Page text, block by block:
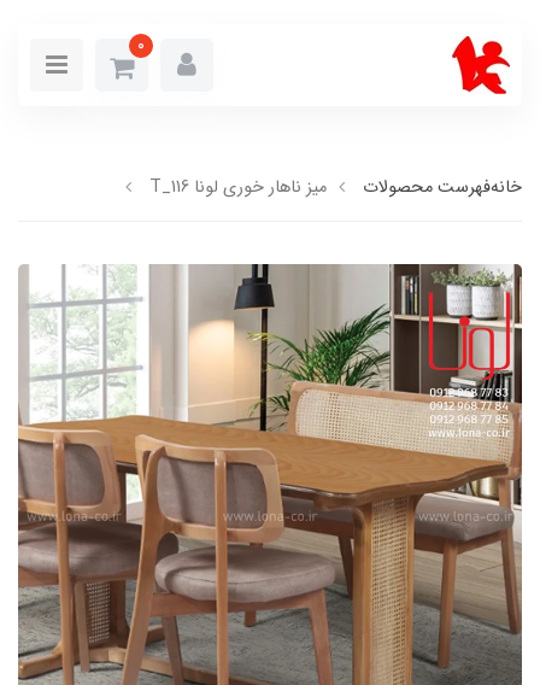
0
خانهفهرست محصولات میز ناهار خوری لونا T_116